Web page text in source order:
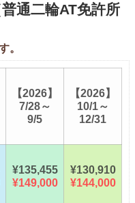
通二輪AT免許所
。
【2026】
7/28～
9/5
【2026】
10/1～
12/31
¥135,455
¥149,000
¥130,910
¥144,000